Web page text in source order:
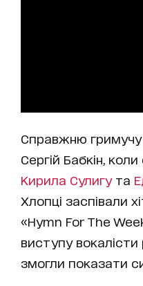
Справжню гримучу
Сергій Бабкін,
Кирила Сулигута
Хлопці заспівали
«Hymn For The
виступу
змогли показати